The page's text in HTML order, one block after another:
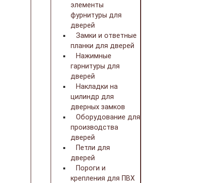
элементы
фурнитуры для
дверей
Замки и ответные
планки для дверей
Нажимные
гарнитуры для
дверей
Накладки на
цилиндр для
дверных замков
Оборудование для
производства
дверей
Петли для
дверей
Пороги и
крепления для ПВХ